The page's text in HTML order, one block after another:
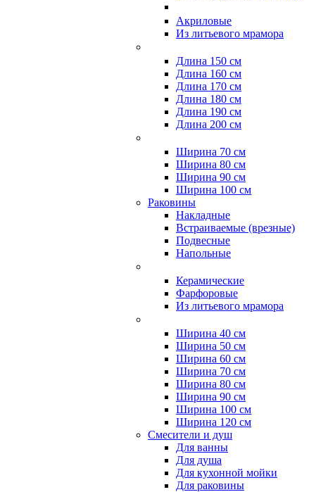
Акриловые
Из литьевого мрамора
Длина 150 см
Длина 160 см
Длина 170 см
Длина 180 см
Длина 190 см
Длина 200 см
Ширина 70 см
Ширина 80 см
Ширина 90 см
Ширина 100 см
Раковины
Накладные
Встраиваемые (врезные)
Подвесные
Напольные
Керамические
Фарфоровые
Из литьевого мрамора
Ширина 40 см
Ширина 50 см
Ширина 60 см
Ширина 70 см
Ширина 80 см
Ширина 90 см
Ширина 100 см
Ширина 120 см
Смесители и душ
Для ванны
Для душа
Для кухонной мойки
Для раковины